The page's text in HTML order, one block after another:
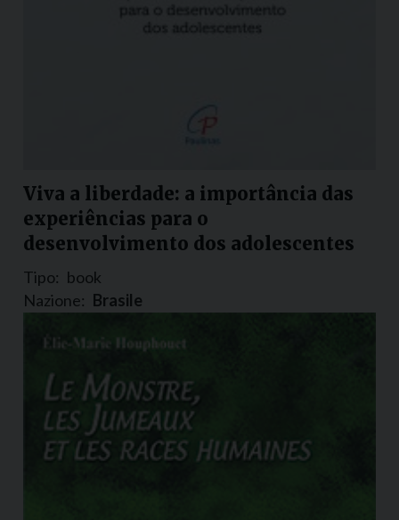
Viva a liberdade: a importância das
experiências para o
desenvolvimento dos adolescentes
Tipo: book
Nazione: Brasile